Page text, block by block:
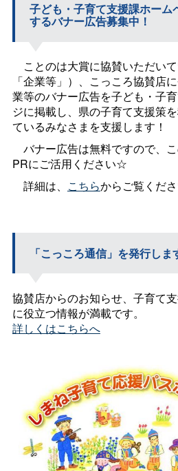
子ども・子育て支援課ホーム
するバナー広告募集中！
ことのは大賞に協賛いただい
「企業等」）、こっころ協賛店
業等のバナー広告を子ども・子
ジに掲載し、県の子育て支援策
ているみなさまを支援します！
バナー広告は無料ですので、
PRにご活用ください☆
詳細は、 こちらからご覧くださ
「こっころ通信」を発行しま
協賛店からのお知らせ、子育て
に役立つ情報が満載です。
詳しくはこちらへ